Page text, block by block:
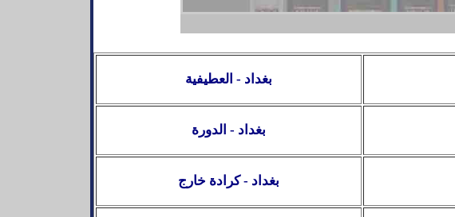
بغداد - العطيفية
بغداد - الدورة
بغداد - كرادة خارج